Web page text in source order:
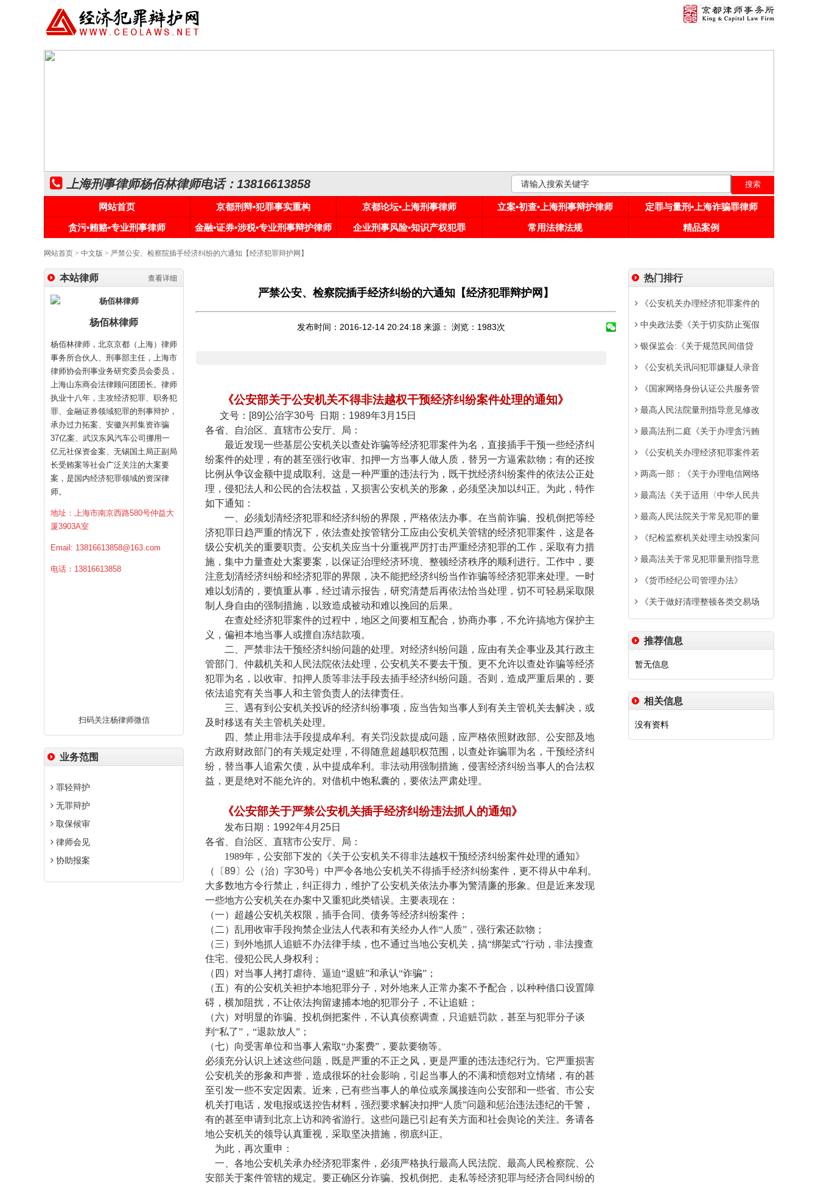
上海刑事律师杨佰林律师电话：13816613858
网站首页 京都刑辩•犯罪事实重构 京都论坛•上海刑事律师 立案•初查•上海刑事辩护律师
定罪与量刑•上海诈骗罪律师
贪污•贿赂•专业刑事律师
金融•证券•涉税•专业刑事辩护律师 企业刑事风险•知识产权犯罪 常用法律法规 精品案例
网站首页 > 中文版 > 严禁公安、检察院插手经济纠纷的六通知【经济犯罪辩护网】
查看详细
本站律师
杨佰林律师
杨佰林律师，北京京都（上海）律师
事务所合伙人、刑事部主任，上海市
律师协会刑事业务研究委员会委员，
上海山东商会法律顾问团团长。律师
执业十八年，主攻经济犯罪、职务犯
罪、金融证券领域犯罪的刑事辩护，
承办过力拓案、安徽兴邦集资诈骗
37亿案、武汉东风汽车公司挪用一
亿元社保资金案、无锡国土局正副局
长受贿案等社会广泛关注的大案要
案，是国内经济犯罪领域的资深律
师。
地址：上海市南京西路580号仲益大
厦3903A室
Email: 13816613858@163.com
电话：13816613858
扫码关注杨律师微信
业务范围
罪轻辩护
无罪辩护
取保候审
律师会见
协助报案
严禁公安、检察院插手经济纠纷的六通知【经济犯罪辩护网】
发布时间：2016-12-14 20:24:18 来源： 浏览： 1983次
《公安部关于公安机关不得非法越权干预经济纠纷案件处理的通知》
文号： [89]公治字30号 日期： 1989年3月 15日
各省、自治区、直辖市公安厅、局：
最近发现一些基层公安机关以查处诈骗等经济犯罪案件为名，直接插手干预一些经济纠
纷案件的处理，有的甚至强行收审、扣押一方当事人做人质，替另一方逼索款物；有的还按
比例从争议金额中提成取利。这是一种严重的违法行为，既干扰经济纠纷案件的依法公正处
理，侵犯法人和公民的合法权益，又损害公安机关的形象，必须坚决加以纠正。为此，特作
如下通知：
一、必须划清经济犯罪和经济纠纷的界限，严格依法办事。在当前诈骗、投机倒把等经
济犯罪日趋严重的情况下，依法查处按管辖分工应由公安机关管辖的经济犯罪案件，这是各
级公安机关的重要职责。公安机关应当十分重视严厉打击严重经济犯罪的工作，采取有力措
施，集中力量查处大案要案，以保证治理经济环境、整顿经济秩序的顺利进行。工作中，要
注意划清经济纠纷和经济犯罪的界限，决不能把经济纠纷当作诈骗等经济犯罪来处理。一时
难以划清的，要慎重从事，经过请示报告，研究清楚后再依法恰当处理，切不可轻易采取限
制人身自由的强制措施，以致造成被动和难以挽回的后果。
在查处经济犯罪案件的过程中，地区之间要相互配合，协商办事，不允许搞地方保护主
义，偏袒本地当事人或擅自冻结款项。
二、严禁非法干预经济纠纷问题的处理。对经济纠纷问题，应由有关企事业及其行政主
管部门、仲裁机关和人民法院依法处理，公安机关不要去干预。更不允许以查处诈骗等经济
犯罪为名，以收审、扣押人质等非法手段去插手经济纠纷问题。否则，造成严重后果的，要
依法追究有关当事人和主管负责人的法律责任。
三、遇有到公安机关投诉的经济纠纷事项，应当告知当事人到有关主管机关去解决，或
及时移送有关主管机关处理。
四、禁止用非法手段提成牟利。有关罚没款提成问题，应严格依照财政部、公安部及地
方政府财政部门的有关规定处理，不得随意超越职权范围，以查处诈骗罪为名，干预经济纠
纷，替当事人追索欠债，从中提成牟利。非法动用强制措施，侵害经济纠纷当事人的合法权
益，更是绝对不能允许的。对借机中饱私囊的，要依法严肃处理。
《公安部关于严禁公安机关插手经济纠纷违法抓人的通知》
发布日期： 1992年4月 25日
各省、自治区、直辖市公安厅、局：
1989年，公安部下发的《关于公安机关不得非法越权干预经济纠纷案件处理的通知》
（〔89〕公（治）字30号）中严令各地公安机关不得插手经济纠纷案件，更不得从中牟利。
大多数地方令行禁止，纠正得力，维护了公安机关依法办事为警清廉的形象。但是近来发现
一些地方公安机关在办案中又重犯此类错误。主要表现在：
（一）超越公安机关权限，插手合同、债务等经济纠纷案件；
（二）乱用收审手段拘禁企业法人代表和有关经办人作“人质”，强行索还款物；
（三）到外地抓人追赃不办法律手续，也不通过当地公安机关，搞“绑架式”行动，非法搜查
住宅、侵犯公民人身权利；
（四）对当事人拷打虐待、逼迫“退赃”和承认“诈骗”；
（五）有的公安机关袒护本地犯罪分子，对外地来人正常办案不予配合，以种种借口设置障
碍，横加阻扰，不让依法拘留逮捕本地的犯罪分子，不让追赃；
（六）对明显的诈骗、投机倒把案件，不认真侦察调查，只追赃罚款，甚至与犯罪分子谈
判“私了”，“退款放人”；
（七）向受害单位和当事人索取“办案费”，要款要物等。
必须充分认识上述这些问题，既是严重的不正之风，更是严重的违法违纪行为。它严重损害
公安机关的形象和声誉，造成很坏的社会影响，引起当事人的不满和愤怨对立情绪，有的甚
至引发一些不安定因素。近来，已有些当事人的单位或亲属接连向公安部和一些省、市公安
机关打电话，发电报或送控告材料，强烈要求解决扣押“人质”问题和惩治违法违纪的干警，
有的甚至申请到北京上访和跨省游行。这些问题已引起有关方面和社会舆论的关注。务请各
地公安机关的领导认真重视，采取坚决措施，彻底纠正。
为此，再次重申：
一、各地公安机关承办经济犯罪案件，必须严格执行最高人民法院、最高人民检察院、公
安部关于案件管辖的规定。要正确区分诈骗、投机倒把、走私等经济犯罪与经济合同纠纷的
热门排行
《公安机关办理经济犯罪案件的
中央政法委《关于切实防止冤假
银保监会:《关于规范民间借贷
《公安机关讯问犯罪嫌疑人录音
《国家网络身份认证公共服务管
最高人民法院量刑指导意见修改
最高法刑二庭《关于办理贪污贿
《公安机关办理经济犯罪案件若
两高一部：《关于办理电信网络
最高法《关于适用〈中华人民共
最高人民法院关于常见犯罪的量
《纪检监察机关处理主动投案问
最高法关于常见犯罪量刑指导意
《货币经纪公司管理办法》
《关于做好清理整顿各类交易场
推荐信息
暂无信息
相关信息
没有资料